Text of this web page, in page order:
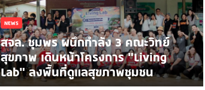
NEWS
สจล. ชุมพร ผนึกกำลัง 3 คณะวิทย์
สุขภาพ เดินหน้าโครงการ “Living
Lab” ลงพื้นที่ดูแลสุขภาพชุมชน